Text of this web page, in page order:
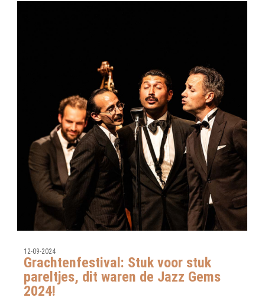
12-09-2024
Grachtenfestival: Stuk voor stuk
pareltjes, dit waren de Jazz Gems
2024!